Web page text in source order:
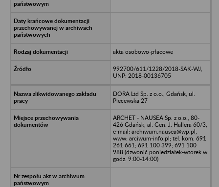
akta osobowo-płacowe
992700/611/1228/2018-SAK-WJ,
UNP: 2018-00136705
DORA Ltd Sp. z o.o., Gdańsk, ul.
Piecewska 27
ARCHET - NAUSEA Sp. z o.o., 80-
426 Gdańsk, al. Gen. J. Hallera 60/3,
e-mail: archiwum.nausea@wp.pl,
www: arciwum-info.pl; tel. kom. 691
261 661; 691 100 399; 691 100
988 (dzwonić poniedziałek-wtorek w
godz. 9:00-14:00)